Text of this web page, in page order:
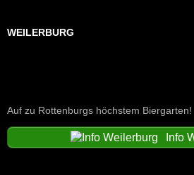
WEILERBURG
Auf zu Rottenburgs höchstem Biergarten!
Info